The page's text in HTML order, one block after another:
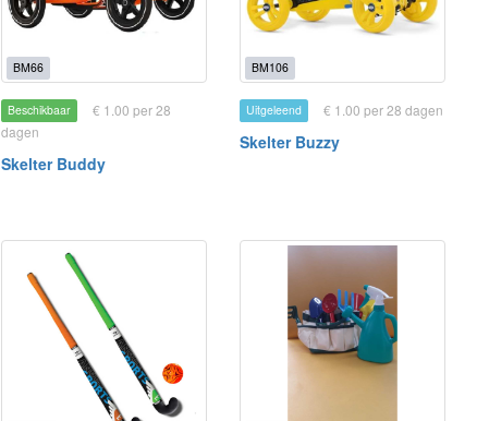
BM66
Beschikbaar
€ 1.00 per 28
dagen
Skelter Buddy
BM106
Uitgeleend € 1.00 per 28 dagen
Skelter Buzzy